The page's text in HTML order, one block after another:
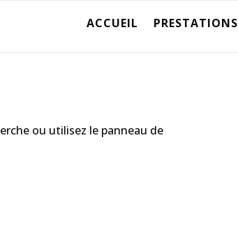
ACCUEIL PRESTATIONS
ou utilisez le panneau de